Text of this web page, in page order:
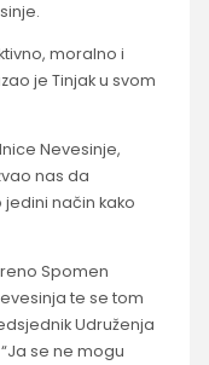
moralno i
je Tinjak u svom
Nevesinje,
nas da
način kako
Spomen
te se tom
Udruženja
se ne mogu